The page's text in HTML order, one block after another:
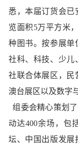
悉，本届订货会已
览面积5万平方米
种图书。按参展单
社科、科技、少儿
社联合体展区，民
澳台展区以及数字
组委会精心策划
动达400余场，包
坛、中国出版发展